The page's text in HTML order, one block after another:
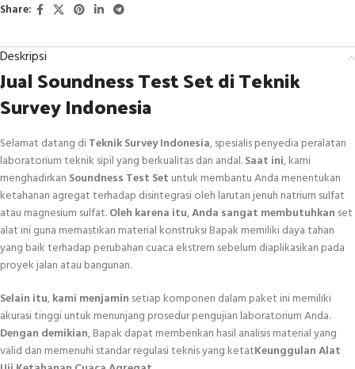
Share:
Deskripsi
Jual Soundness Test Set di Teknik
Survey Indonesia
Selamat datang diTeknik Survey Indonesia, spesialis penyedia peralatan
laboratorium teknik sipil yang berkualitas dan andal.Saat ini, kami
menghadirkan Soundness Test Set untuk membantu Anda menentukan
ketahanan agregat terhadap disintegrasi oleh larutan jenuh natrium sulfat
atau magnesium sulfat.Oleh karena itu,Anda sangat membutuhkan set
alat ini guna memastikan material konstruksi Bapak memiliki daya tahan
yang baik terhadap perubahan cuaca ekstrem sebelum diaplikasikan pada
proyek jalan atau bangunan.
Selain itu,kami menjamin setiap komponen dalam paket ini memiliki
akurasi tinggi untuk menunjang prosedur pengujian laboratorium Anda.
Dengan demikian, Bapak dapat memberikan hasil analisis material yang
valid dan memenuhi standar regulasi teknis yang ketatKeunggulan Alat